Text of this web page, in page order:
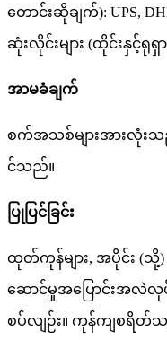
တောင်းဆိုချက်): UPS,
ဆုံးလိုင်းများ (ထိုင်းနှင့်
အာမခံချက်
စက်အသစ်များအားလုံးသ
င်သည်။
ပြုပြင်ခြင်း
ထုတ်ကုန်များ, အပိုင်း (
ဆောင်မှုအပြောင်းအလဲလုပ်
စပ်လျဉ်း။ ကုန်ကျစရိတ်